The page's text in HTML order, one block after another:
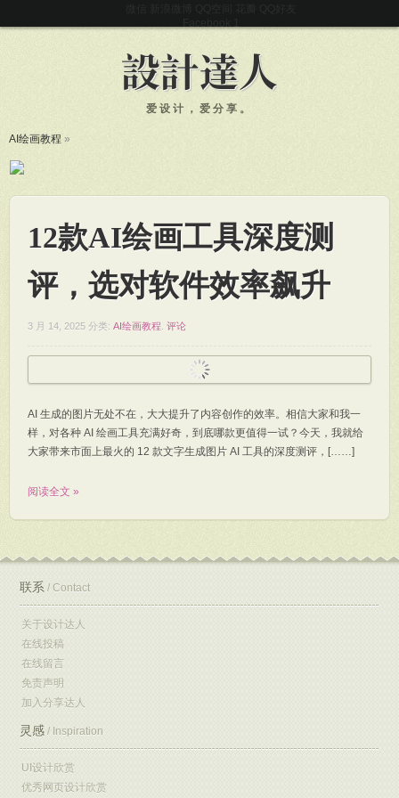
爱设计，爱分享。
AI绘画教程 »
12款AI绘画工具深度测
评，选对软件效率飙升
3 月 14, 2025 分类: AI绘画教程 评论
AI 生成的图片无处不在，大大提升了内容创作的效率。相信大家和我一
样，对各种 AI 绘画工具充满好奇，到底哪款更值得一试？今天，我就给
大家带来市面上最火的 12 款文字生成图片 AI 工具的深度测评，[……]
阅读全文 »
联系 / Contact
关于设计达人
在线投稿
在线留言
免责声明
加入分享达人
灵感 / Inspiration
UI设计欣赏
优秀网页设计欣赏